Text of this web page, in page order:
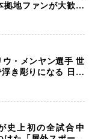
拠地ファンが大歓声
ウ・メンヤン選手 世
き彫りになる 日本
が直面する“技術
史上初の全試合中